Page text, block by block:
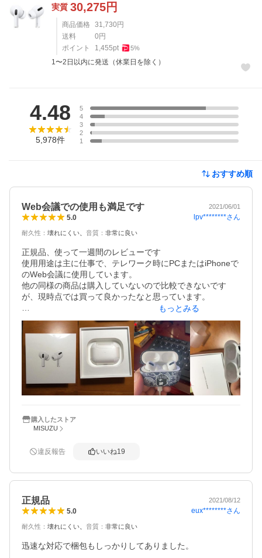
実質 30,275円
商品価格 31,730 円
送料
0 円
ポイント
1,455pt 5%
1〜2日以内に発送（休業日を除く）
4.48
5,978件
5
4
3
2
1
おすすめ順
Web会議での使用も満足です 2021/06/01
5.0 lpv********さん
耐久性 ： 壊れにくい 音質 ： 非常に良い
正規品、使って一週間のレビューです
使用用途は主に仕事で、テレワーク時にPCまたはiPhoneで
のWeb会議に使用しています。
他の同様の商品は購入していないので比較できないです
が、現時点では買って良かったなと思っています。
これまではiPhone付属のイヤフォンマイクを使用し、音質
等に不満はありませんでしたが、以下の点を改善したいと
思い、購入しました。
①コードの収納が煩わしい
②Lightning等のジャックの合う合わないを気にして、付属
品も色々持ち歩くためかさばる
③コードの長さの範囲でしか移動できない
①○ケースに入れるだけで良くなった
②△接続が上手くいかなかったり、充電がなくなった時の
ている
・PCのBluetoothの切り替えが面倒かと思っていましたが、
慣れてしまえば、非常に簡単でした
・一度充電が右耳だけなくなり左耳だけになりましたが、
会議は問題なく進行できました
もっとみる
購入したストア
MISUZU
違反報告 いいね19
正規品 2021/08/12
5.0 eux********さん
耐久性 ： 壊れにくい 音質 ： 非常に良い
迅速な対応で梱包もしっかりしてありました。